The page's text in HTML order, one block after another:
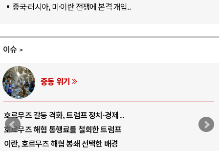
중국·러시아, 미·이란 전쟁에 본격 개입..
이슈
AI와 인간
중국 AI, 저가 공세로 글로벌 토큰 시..
AI 국부펀드 구상 놓고 미국 진보진영 ..
AI 데이터센터 반대 투쟁은 새로운 글로..